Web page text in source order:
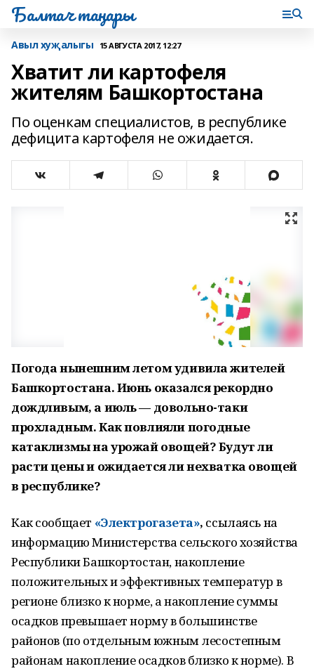
Балтач таңнары
Авыл хуҗалыгы 15 АВГУСТА 2017, 12:27
Хватит ли картофеля
жителям Башкортостана
По оценкам специалистов, в республике
дефицита картофеля не ожидается.
Погода нынешним летом удивила жителей
Башкортостана. Июнь оказался рекордно
дождливым, а июль — довольно-таки
прохладным. Как повлияли погодные
катаклизмы на урожай овощей? Будут ли
расти цены и ожидается ли нехватка овощей
в республике?
Как сообщает «Электрогазета», ссылаясь на
информацию Министерства сельского хозяйства
Республики Башкортостан, накопление
положительных и эффективных температур в
регионе близко к норме, а накопление суммы
осадков превышает норму в большинстве
районов (по отдельным южным лесостепным
районам накопление осадков близко к норме). В